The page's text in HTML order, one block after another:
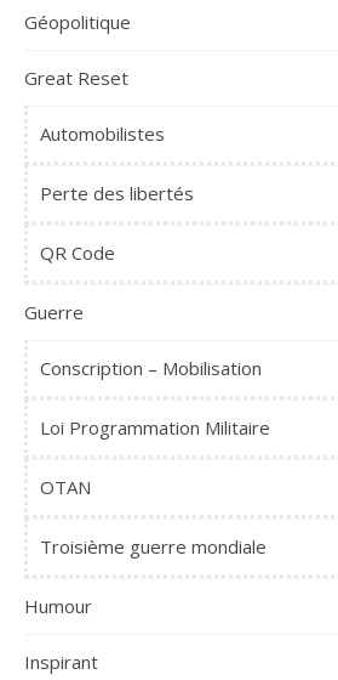
Géopolitique
Great Reset
Automobilistes
Perte des libertés
QR Code
Guerre
Conscription – Mobilisation
Loi Programmation Militaire
OTAN
Troisième guerre mondiale
Humour
Inspirant